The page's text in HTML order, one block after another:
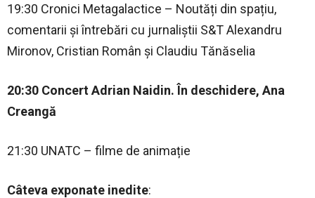
19:30 Cronici Metagalactice – Noutăți din spațiu,
comentarii și întrebări cu jurnaliștii S&T Alexandru
Mironov, Cristian Român și Claudiu Tănăselia
20:30 Concert Adrian Naidin. În deschidere, Ana
Creangă
21:30 UNATC – filme de animație
Câteva exponate inedite: